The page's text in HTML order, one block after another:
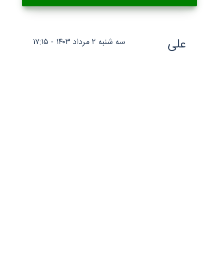
علی سه شنبه ۲ مرداد ۱۴۰۳ - ۱۷:۱۵